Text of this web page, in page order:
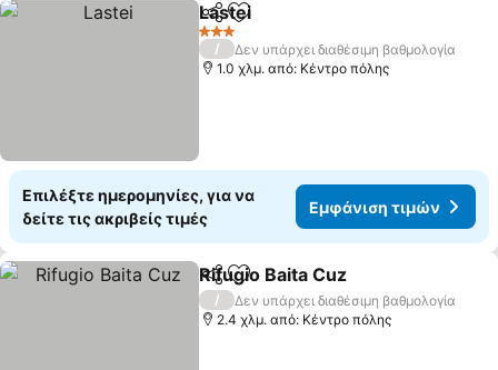
Κοινοποίηση
Προσθήκη στα αγαπημένα
Lastei
3 Αστέρια
/
Δεν υπάρχει διαθέσιμη βαθμολογία
1.0 χλμ. από: Κέντρο πόλης
Επιλέξτε ημερομηνίες, για να
δείτε τις ακριβείς τιμές
Εμφάνιση τιμών
Κοινοποίηση
Προσθήκη στα αγαπημένα
Rifugio Baita Cuz
/
Δεν υπάρχει διαθέσιμη βαθμολογία
2.4 χλμ. από: Κέντρο πόλης